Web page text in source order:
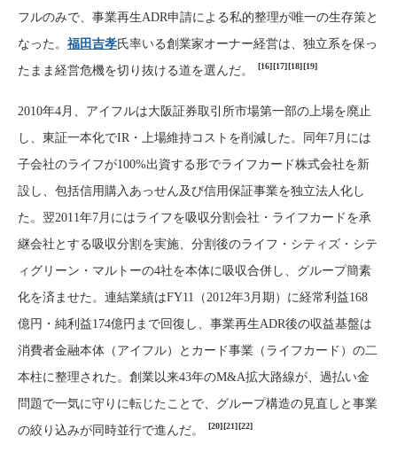
フルのみで、事業再生ADR申請による私的整理が唯一の生存策と
なった。 福田吉孝氏率いる創業家オーナー経営は、独立系を保っ
たまま経営危機を切り抜ける道を選んだ。
[16] [17] [18] [19]
2010年4月、アイフルは大阪証券取引所市場第一部の上場を廃止
し、東証一本化でIR・上場維持コストを削減した。同年7月には
子会社のライフが100%出資する形でライフカード株式会社を新
設し、包括信用購入あっせん及び信用保証事業を独立法人化し
た。翌2011年7月にはライフを吸収分割会社・ライフカードを承
継会社とする吸収分割を実施、分割後のライフ・シティズ・シテ
ィグリーン・マルトーの4社を本体に吸収合併し、グループ簡素
化を済ませた。連結業績はFY11（2012年3月期）に経常利益168
億円・純利益174億円まで回復し、事業再生ADR後の収益基盤は
消費者金融本体（アイフル）とカード事業（ライフカード）の二
本柱に整理された。創業以来43年のM&A拡大路線が、過払い金
問題で一気に守りに転じたことで、グループ構造の見直しと事業
の絞り込みが同時並行で進んだ。
[20] [21] [22]